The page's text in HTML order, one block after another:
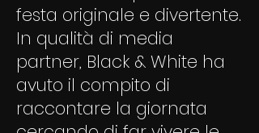
festa originale e divertente.
In qualità di media
partner, Black & White ha
avuto il compito di
raccontare la giornata